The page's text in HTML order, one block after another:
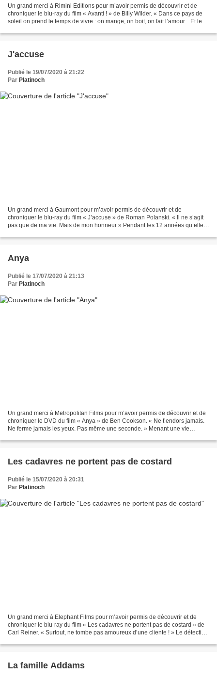
Un grand merci à Rimini Editions pour m’avoir permis de découvrir et de
chroniquer le blu-ray du film « Avanti ! » de Billy Wilder. « Dans ce pays de
soleil on prend le temps de vivre : on mange, on boit, on fait l’amour... Et le
J'accuse
Publié le 19/07/2020 à 21:22
Par Platinoch
Un grand merci à Gaumont pour m’avoir permis de découvrir et de
chroniquer le blu-ray du film « J’accuse » de Roman Polanski. « Il ne s’agit
pas que de ma vie. Mais de mon honneur » Pendant les 12 années qu’elle
Anya
Publié le 17/07/2020 à 21:13
Par Platinoch
Un grand merci à Metropolitan Films pour m’avoir permis de découvrir et de
chroniquer le DVD du film « Anya » de Ben Cookson. « Ne t’endors jamais.
Ne ferme jamais les yeux. Pas même une seconde. » Menant une vie
Les cadavres ne portent pas de costard
Publié le 15/07/2020 à 20:31
Par Platinoch
Un grand merci à Elephant Films pour m’avoir permis de découvrir et de
chroniquer le blu-ray du film « Les cadavres ne portent pas de costard » de
Carl Reiner. « Surtout, ne tombe pas amoureux d’une cliente ! » Le détective
La famille Addams